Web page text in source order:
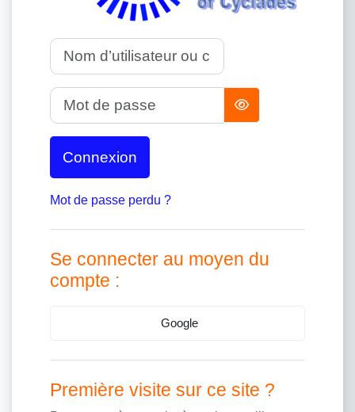
Nom d’utilisateur ou courriel
Mot de passe
Connexion
Mot de passe perdu ?
Se connecter au moyen du
compte :
Google
Première visite sur ce site ?